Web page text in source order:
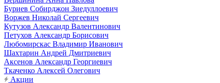
Буриев Собирджон Зиедуллоевич
Воржев Николай Сергеевич
Кутузов Александр Валентинович
Петухов Александр Борисович
Любомирскас Владимир Иванович
Шахтарин Андрей Дмитриевич
Аксенов Александр Георгиевич
Ткаченко Алексей Олегович
Акции